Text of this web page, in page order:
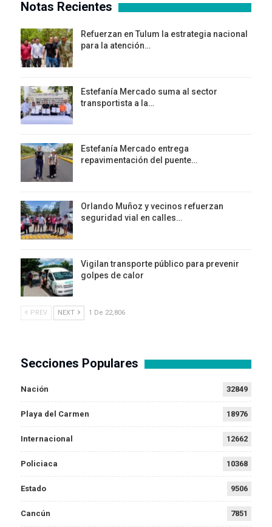
Notas Recientes
Refuerzan en Tulum la estrategia nacional
para la atención…
Estefanía Mercado suma al sector
transportista a la…
Estefanía Mercado entrega
repavimentación del puente…
Orlando Muñoz y vecinos refuerzan
seguridad vial en calles…
Vigilan transporte público para prevenir
golpes de calor
PREV NEXT 1 De 22,806
Secciones Populares
Nación 32849
Playa del Carmen 18976
Internacional 12662
Policiaca 10368
Estado 9506
Cancún 7851